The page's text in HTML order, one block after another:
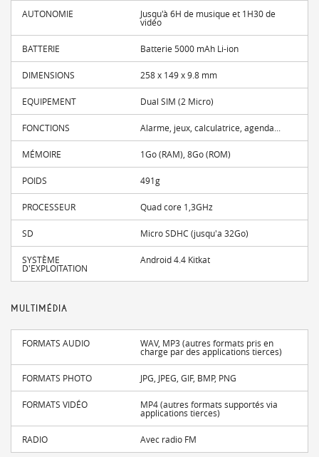
AUTONOMIE Jusqu'à 6H de musique et 1H30 de
vidéo
BATTERIE Batterie 5000 mAh Li-ion
DIMENSIONS 258 x 149 x 9.8 mm
EQUIPEMENT Dual SIM (2 Micro)
FONCTIONS Alarme, jeux, calculatrice, agenda...
MÉMOIRE 1Go (RAM), 8Go (ROM)
POIDS 491g
PROCESSEUR Quad core 1,3GHz
SD Micro SDHC (jusqu'a 32Go)
SYSTÈME
D'EXPLOITATION
Android 4.4 Kitkat
MULTIMÉDIA
FORMATS AUDIO WAV, MP3 (autres formats pris en
charge par des applications tierces)
FORMATS PHOTO JPG, JPEG, GIF, BMP, PNG
FORMATS VIDÉO MP4 (autres formats supportés via
applications tierces)
RADIO Avec radio FM